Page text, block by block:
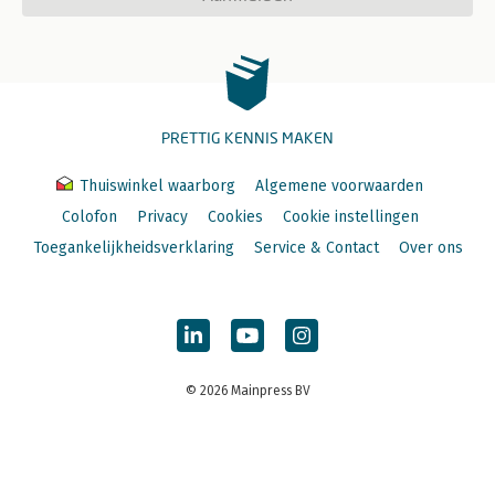
PRETTIG KENNIS MAKEN
Thuiswinkel waarborg
Algemene voorwaarden
Colofon
Privacy Cookies
Cookie instellingen
Toegankelijkheidsverklaring
Service & Contact Over ons
© 2026 Mainpress BV